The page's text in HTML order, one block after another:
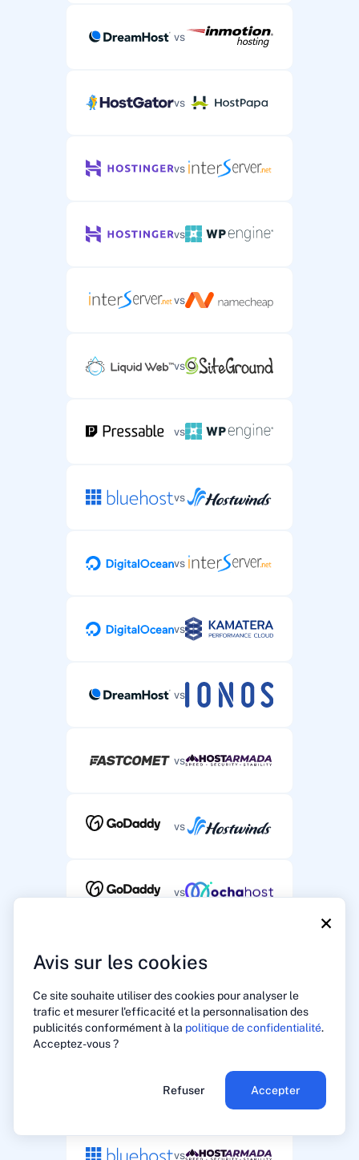
×
Avis sur les cookies
Ce site souhaite utiliser des cookies pour analyser le
trafic et mesurer l'efficacité et la personnalisation des
publicités conformément à la politique de confidentialité.
Acceptez-vous ?
Refuser Accepter
vs
vs
vs
vs
vs
vs
vs
vs
vs
vs
vs
vs
vs
vs
vs
vs
vs
vs